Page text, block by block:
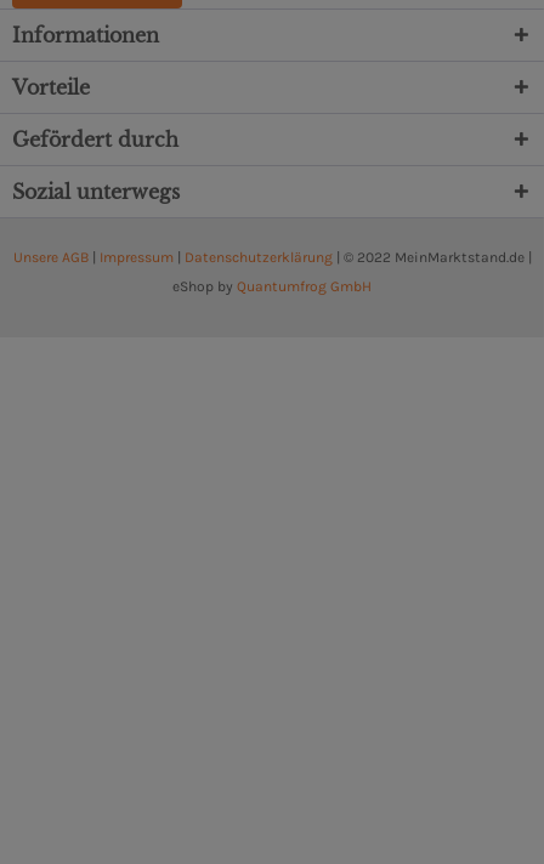
Informationen
Vorteile
Gefördert durch
Sozial unterwegs
Unsere AGB| Impressum Datenschutzerklärung| © 2022 MeinMarktstand.de |
eShop by Quantumfrog GmbH